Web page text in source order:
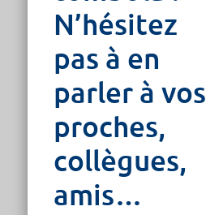
N’hésitez
pas à en
parler à vos
proches,
collègues,
amis…